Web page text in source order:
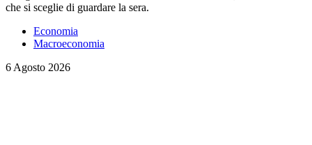
che si sceglie di guardare la sera.
Economia
Macroeconomia
6 Agosto 2026